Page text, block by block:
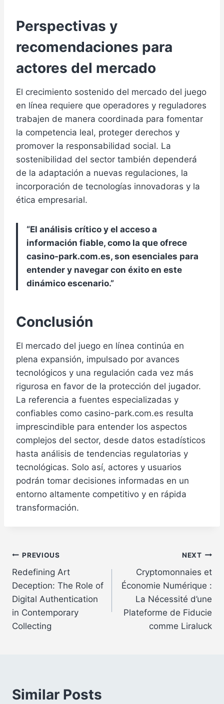
Perspectivas y
recomendaciones para
actores del mercado
El crecimiento sostenido del mercado del juego
en línea requiere que operadores y reguladores
trabajen de manera coordinada para fomentar
la competencia leal, proteger derechos y
promover la responsabilidad social. La
sostenibilidad del sector también dependerá
de la adaptación a nuevas regulaciones, la
incorporación de tecnologías innovadoras y la
ética empresarial.
“El análisis crítico y el acceso a
información fiable, como la que ofrece
casino-park.com.es, son esenciales para
entender y navegar con éxito en este
dinámico escenario.”
Conclusión
El mercado del juego en línea continúa en
plena expansión, impulsado por avances
tecnológicos y una regulación cada vez más
rigurosa en favor de la protección del jugador.
La referencia a fuentes especializadas y
confiables como casino-park.com.es resulta
imprescindible para entender los aspectos
complejos del sector, desde datos estadísticos
hasta análisis de tendencias regulatorias y
tecnológicas. Solo así, actores y usuarios
podrán tomar decisiones informadas en un
entorno altamente competitivo y en rápida
transformación.
Post
navigation
PREVIOUS
Redefining Art
Deception: The Role of
Digital Authentication
in Contemporary
Collecting
NEXT
Cryptomonnaies et
Économie Numérique :
La Nécessité d’une
Plateforme de Fiducie
comme Liraluck
Similar Posts